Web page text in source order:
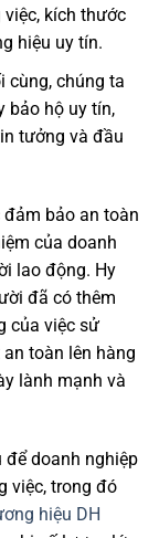
việc, kích thước
hiệu uy tín.
cùng, chúng ta
bảo hộ uy tín,
tưởng và đầu
bảo an toàn
của doanh
lao động. Hy
đã có thêm
của việc sử
toàn lên hàng
lành mạnh và
để doanh nghiệp
việc, trong đó
hiệu DH